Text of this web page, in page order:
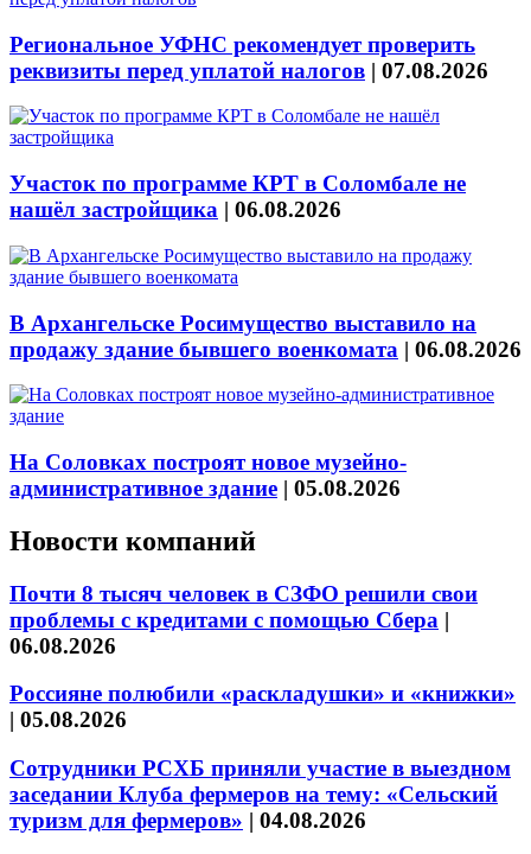
Региональное УФНС рекомендует проверить
реквизиты перед уплатой налогов | 07.08.2026
Участок по программе КРТ в Соломбале не
нашёл застройщика | 06.08.2026
В Архангельске Росимущество выставило на
продажу здание бывшего военкомата | 06.08.2026
На Соловках построят новое музейно-
административное здание | 05.08.2026
Новости компаний
Почти 8 тысяч человек в СЗФО решили свои
проблемы с кредитами с помощью Сбера |
06.08.2026
Россияне полюбили «раскладушки» и «книжки»
| 05.08.2026
Сотрудники РСХБ приняли участие в выездном
заседании Клуба фермеров на тему: «Сельский
туризм для фермеров» | 04.08.2026